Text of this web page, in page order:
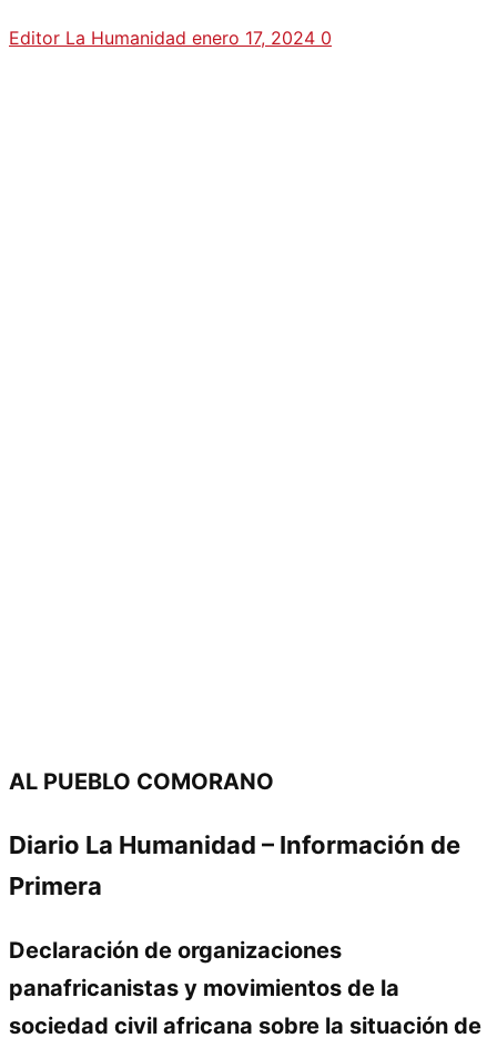
Editor La Humanidad enero 17, 2024 0
AL PUEBLO COMORANO
Diario La Humanidad – Información de
Primera
Declaración de organizaciones
panafricanistas y movimientos de la
sociedad civil africana sobre la situación de